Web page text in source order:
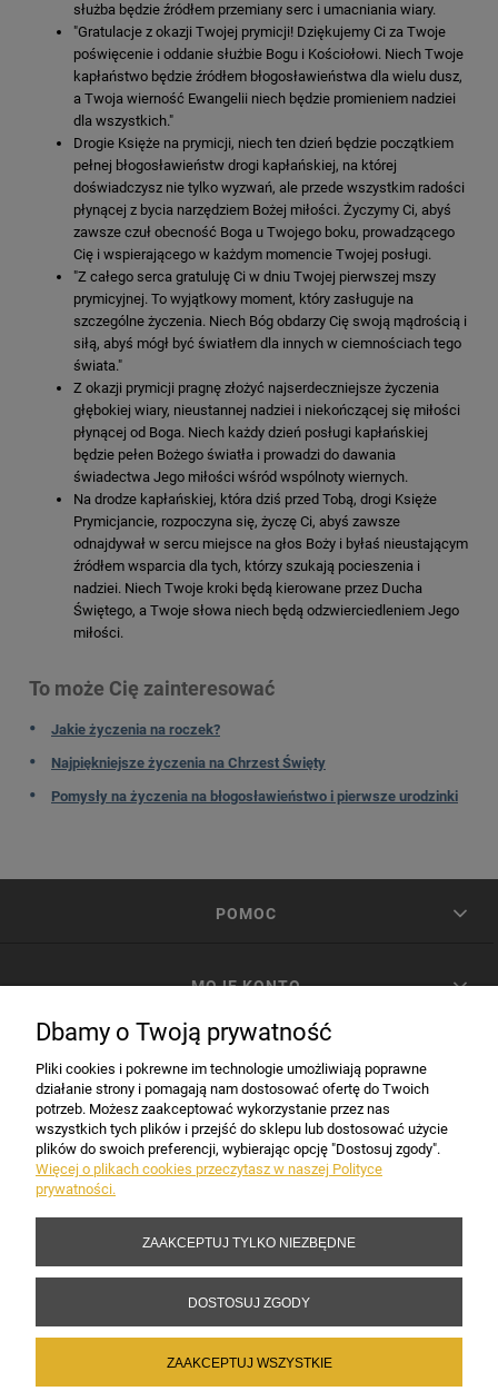
służba będzie źródłem przemiany serc i umacniania wiary.
"Gratulacje z okazji Twojej prymicji! Dziękujemy Ci za Twoje
poświęcenie i oddanie służbie Bogu i Kościołowi. Niech Twoje
kapłaństwo będzie źródłem błogosławieństwa dla wielu dusz,
a Twoja wierność Ewangelii niech będzie promieniem nadziei
dla wszystkich."
Drogie Księże na prymicji, niech ten dzień będzie początkiem
pełnej błogosławieństw drogi kapłańskiej, na której
doświadczysz nie tylko wyzwań, ale przede wszystkim radości
płynącej z bycia narzędziem Bożej miłości. Życzymy Ci, abyś
zawsze czuł obecność Boga u Twojego boku, prowadzącego
Cię i wspierającego w każdym momencie Twojej posługi.
"Z całego serca gratuluję Ci w dniu Twojej pierwszej mszy
prymicyjnej. To wyjątkowy moment, który zasługuje na
szczególne życzenia. Niech Bóg obdarzy Cię swoją mądrością i
siłą, abyś mógł być światłem dla innych w ciemnościach tego
świata."
Z okazji prymicji pragnę złożyć najserdeczniejsze życzenia
głębokiej wiary, nieustannej nadziei i niekończącej się miłości
płynącej od Boga. Niech każdy dzień posługi kapłańskiej
będzie pełen Bożego światła i prowadzi do dawania
świadectwa Jego miłości wśród wspólnoty wiernych.
Na drodze kapłańskiej, która dziś przed Tobą, drogi Księże
Prymicjancie, rozpoczyna się, życzę Ci, abyś zawsze
odnajdywał w sercu miejsce na głos Boży i byłaś nieustającym
źródłem wsparcia dla tych, którzy szukają pocieszenia i
nadziei. Niech Twoje kroki będą kierowane przez Ducha
Świętego, a Twoje słowa niech będą odzwierciedleniem Jego
miłości.
To może Cię zainteresować
Jakie życzenia na roczek?
Najpiękniejsze życzenia na Chrzest Święty
Pomysły na życzenia na błogosławieństwo i pierwsze urodzinki
POMOC
MOJE KONTO
INFORMACJE
Copyright 2017-2026 Sakramento.pl
Dbamy o Twoją prywatność
Pliki cookies i pokrewne im technologie umożliwiają poprawne
działanie strony i pomagają nam dostosować ofertę do Twoich
potrzeb. Możesz zaakceptować wykorzystanie przez nas
wszystkich tych plików i przejść do sklepu lub dostosować użycie
plików do swoich preferencji, wybierając opcję "Dostosuj zgody".
Więcej o plikach cookies przeczytasz w naszej Polityce
prywatności.
ZAAKCEPTUJ TYLKO NIEZBĘDNE
DOSTOSUJ ZGODY
ZAAKCEPTUJ WSZYSTKIE